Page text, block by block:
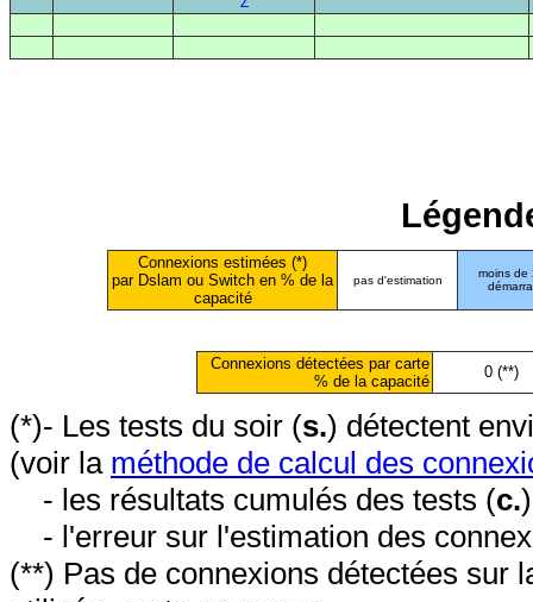
Connexions estimées (*)
par Dslam ou Switch en % de la
capacité
pas d'estimation
moins de
Connexions détectées par carte
% de la capacité
0 (**)
(*)- Les tests du soir (s.) détectent
(voir la méthode de calcul des
- les résultats cumulés des tests (c.
- l'erreur sur l'estimation des
(**) Pas de connexions détectées sur